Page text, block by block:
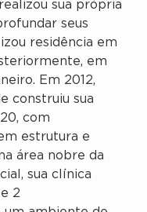
sua própria
seus
residência em
em
Em 2012,
construiu sua
com
estrutura e
área nobre da
sua clínica
2